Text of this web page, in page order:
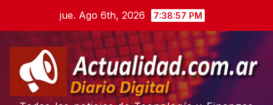
content
jue. Ago 6th, 2026 7:38:58 PM